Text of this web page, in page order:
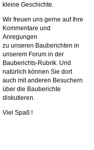
kleine Geschichte.
Wir freuen uns gerne auf Ihre
Kommentare und
Anregungen
zu unseren Bauberichten in
unserem Forum in der
Bauberichts-Rubrik. Und
natürlich können Sie dort
auch mit anderen Besuchern
über die Bauberichte
diskutieren.
Viel Spaß !